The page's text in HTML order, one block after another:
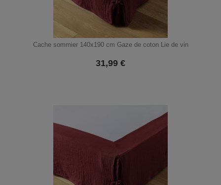
Cache sommier 140x190 cm Gaze de coton Lie de vin
31,99 €